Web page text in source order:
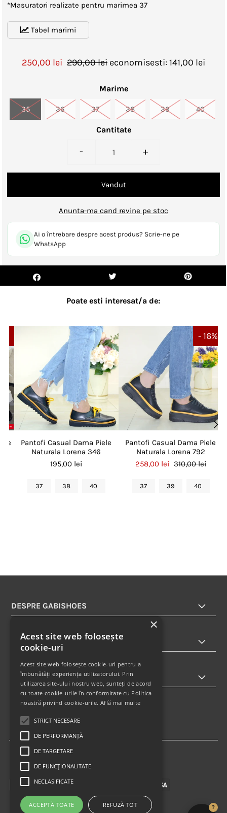
*Masuratori realizate pentru marimea 37
Tabel marimi
250,00 lei 290,00 lei economisesti: 141,00 lei
Marime
35 36 37 38 39 40
Cantitate
- +
Anunta-ma cand revine pe stoc
Ai o întrebare despre acest produs? Scrie-ne pe
WhatsApp
Poate esti interesat/a de:
Pantofi Casual Dama Piele
Naturala Lorena 346
195,00 lei
37 38 40
- 16%
Pantofi Casual Dama Piele
Naturala Lorena 792
258,00 lei 310,00 lei
37 39 40
DESPRE GABISHOES
INFORMATII
ABONARE LA NEWSLETTER
?
×
Acest site web folosește
cookie-uri
Acest site web folosește cookie-uri pentru a
îmbunătăți experiența utilizatorului. Prin
utilizarea site-ului nostru web, sunteți de acord
cu toate cookie-urile în conformitate cu Politica
noastră privind cookie-urile.Află mai multe
STRICT NECESARE
DE PERFORMANȚĂ
DE TARGETARE
DE FUNCŢIONALITATE
NECLASIFICATE
ACCEPTĂ TOATE REFUZĂ TOT